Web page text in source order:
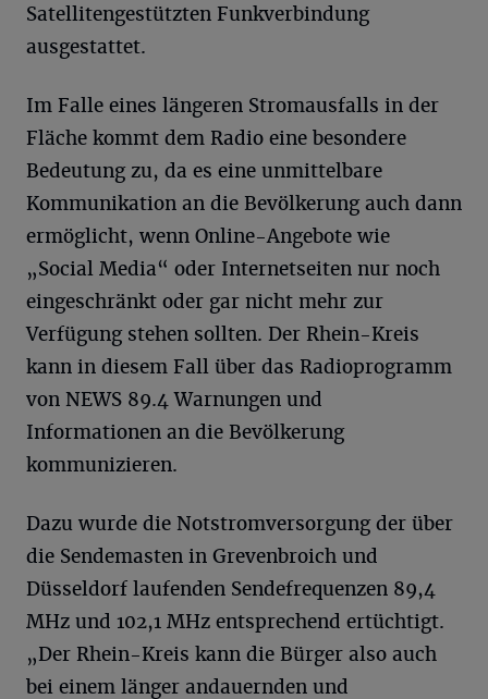
Satellitengestützten Funkverbindung
ausgestattet.
Im Falle eines längeren Stromausfalls in der
Fläche kommt dem Radio eine besondere
Bedeutung zu, da es eine unmittelbare
Kommunikation an die Bevölkerung auch dann
ermöglicht, wenn Online-Angebote wie
„Social Media“ oder Internetseiten nur noch
eingeschränkt oder gar nicht mehr zur
Verfügung stehen sollten. Der Rhein-Kreis
kann in diesem Fall über das Radioprogramm
von NEWS 89.4 Warnungen und
Informationen an die Bevölkerung
kommunizieren.
Dazu wurde die Notstromversorgung der über
die Sendemasten in Grevenbroich und
Düsseldorf laufenden Sendefrequenzen 89,4
MHz und 102,1 MHz entsprechend ertüchtigt.
„Der Rhein-Kreis kann die Bürger also auch
bei einem länger andauernden und